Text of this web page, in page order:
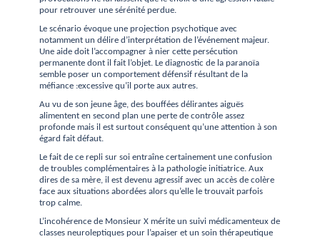
pour retrouver une sérénité perdue.
Le scénario évoque une projection psychotique avec
notamment un délire d’interprétation de l’événement majeur.
Une aide doit l’accompagner à nier cette persécution
permanente dont il fait l’objet. Le diagnostic de la paranoïa
semble poser un comportement défensif résultant de la
méfiance :excessive qu’il porte aux autres.
Au vu de son jeune âge, des bouffées délirantes aiguës
alimentent en second plan une perte de contrôle assez
profonde mais il est surtout conséquent qu’une attention à son
égard fait défaut.
Le fait de ce repli sur soi entraîne certainement une confusion
de troubles complémentaires à la pathologie initiatrice. Aux
dires de sa mère, il est devenu agressif avec un accès de colère
face aux situations abordées alors qu’elle le trouvait parfois
trop calme.
L’incohérence de Monsieur X mérite un suivi médicamenteux de
classes neuroleptiques pour l’apaiser et un soin thérapeutique